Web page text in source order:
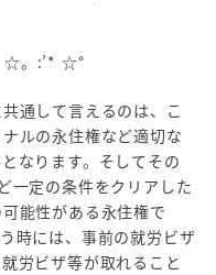
☆。:’* ☆°
通して言えるのは、こ
ルの永住権など適切な
なります。そしてその
一定の条件をクリアした
能性がある永住権で
時には、事前の就労ビザ
労ビザ等が取れること